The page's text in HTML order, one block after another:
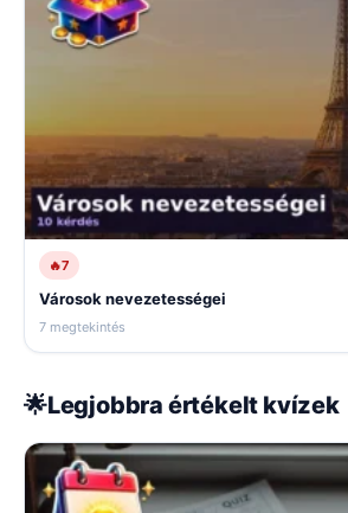
🔥7
Városok nevezetességei
7 megtekintés
🌟Legjobbra értékelt kvízek